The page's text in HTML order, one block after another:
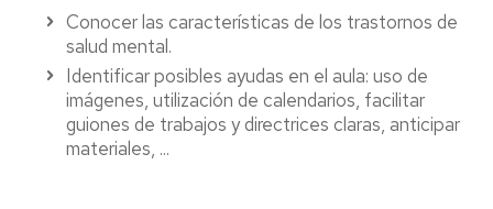
Conocer las características de los trastornos de
salud mental.
Identificar posibles ayudas en el aula: uso de
imágenes, utilización de calendarios, facilitar
guiones de trabajos y directrices claras, anticipar
materiales, ...